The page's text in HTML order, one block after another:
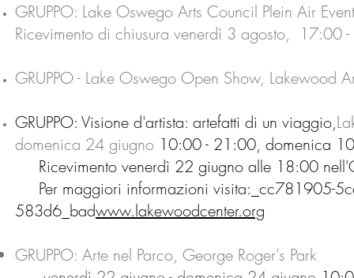
GRUPPO: Lake Oswego Arts Council Plein Air
Ricevimento di chiusura venerdì 3 agosto, 17:00
GRUPPO - Lake Oswego Open Show, Lakewood
GRUPPO: Visione d'artista: artefatti di un viaggio,
domenica 24 giugno 10:00 - 21:00, domenica
Ricevimento venerdì 22 giugno alle 18:00
Per maggiori informazioni visita:_cc781905-
583d6_badwww.lakewoodcenter.org
GRUPPO: Arte nel Parco, George Roger's Park